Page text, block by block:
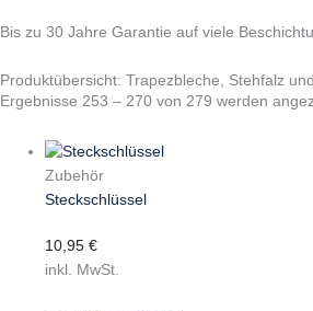
Bis zu 30 Jahre Garantie auf viele
Produktübersicht: Trapezbleche, Stehfalz
Ergebnisse 253 – 270 von 279 werden
Zubehör
Steckschlüssel
10,95€
inkl. MwSt.